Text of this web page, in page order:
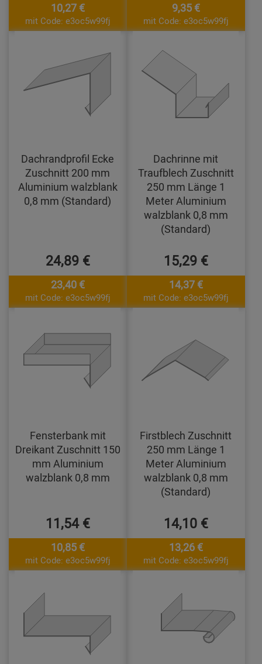
10,27 €
mit Code: e3oc5w99fj
9,35 €
mit Code: e3oc5w99fj
Dachrandprofil Ecke
Zuschnitt 200 mm
Aluminium walzblank
0,8 mm (Standard)
24,89 €
23,40 €
mit Code: e3oc5w99fj
Dachrinne mit
Traufblech Zuschnitt
250 mm Länge 1
Meter Aluminium
walzblank 0,8 mm
(Standard)
15,29 €
14,37 €
mit Code: e3oc5w99fj
Fensterbank mit
Dreikant Zuschnitt 150
mm Aluminium
walzblank 0,8 mm
11,54 €
10,85 €
mit Code: e3oc5w99fj
Firstblech Zuschnitt
250 mm Länge 1
Meter Aluminium
walzblank 0,8 mm
(Standard)
14,10 €
13,26 €
mit Code: e3oc5w99fj